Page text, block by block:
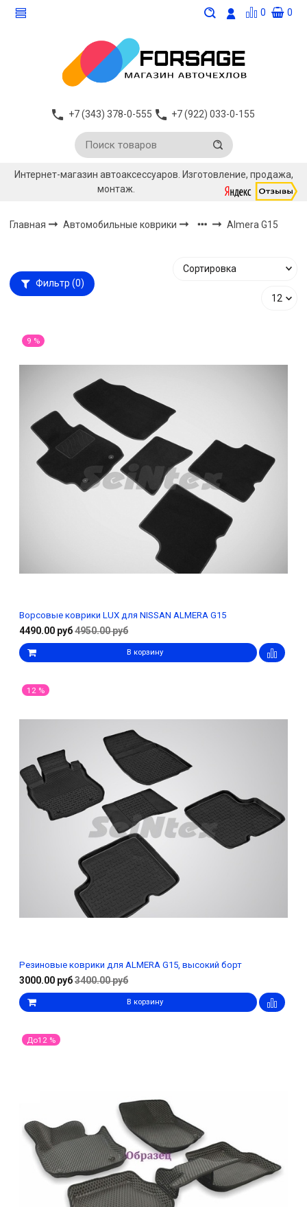
0 0
+7 (343) 378-0-555 +7 (922) 033-0-155
Интернет-магазин автоаксессуаров. Изготовление, продажа,
монтаж.
Главная Автомобильные коврики Almera G15
Фильтр (0)
9 %
Ворсовые коврики LUX для NISSAN ALMERA G15
4490.00 руб4950.00 руб
В корзину
12 %
Резиновые коврики для ALMERA G15, высокий борт
3000.00 руб3400.00 руб
В корзину
До12 %